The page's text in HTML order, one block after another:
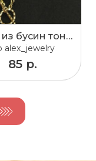
Колье из бусин тонированного агата и жадеита
alex_jewelry
85 р.